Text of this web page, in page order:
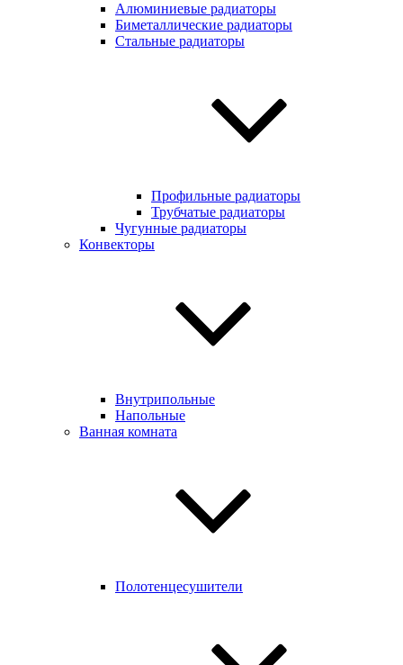
Алюминиевые радиаторы
Биметаллические радиаторы
Стальные радиаторы
Профильные радиаторы
Трубчатые радиаторы
Чугунные радиаторы
Конвекторы
Внутрипольные
Напольные
Ванная комната
Полотенцесушители